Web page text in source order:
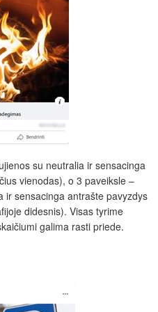
su neutralia ir sensacinga
vienodas), o 3 paveiksle –
ir sensacinga antrašte pavyzdys
didesnis). Visas tyrime
galima rasti priede.